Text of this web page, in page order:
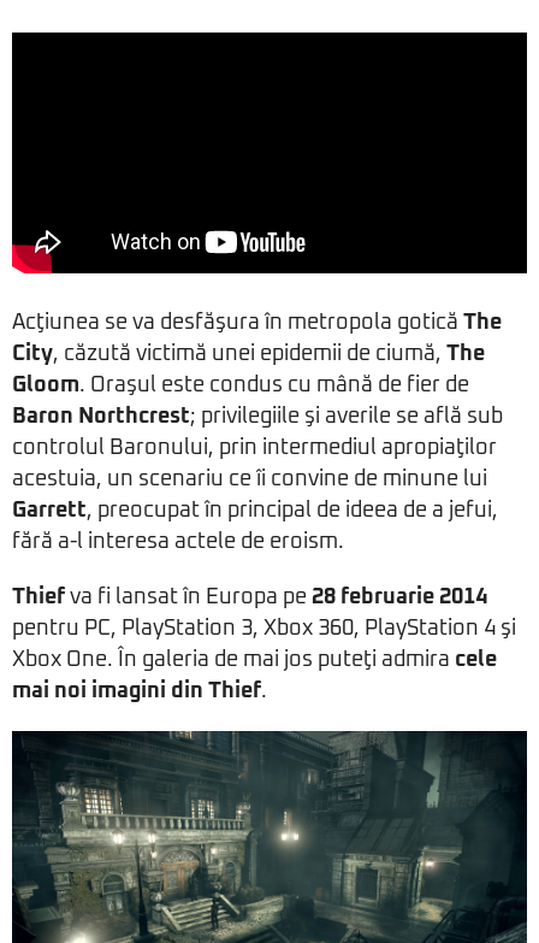
Acţiunea se va desfăşura în metropola gotică The
City, căzută victimă unei epidemii de ciumă, The
Gloom. Oraşul este condus cu mână de fier de
Baron Northcrest; privilegiile şi averile se află sub
controlul Baronului, prin intermediul apropiaţilor
acestuia, un scenariu ce îi convine de minune lui
Garrett, preocupat în principal de ideea de a jefui,
fără a-l interesa actele de eroism.
Thief va fi lansat în Europa pe 28 februarie 2014
pentru PC, PlayStation 3, Xbox 360, PlayStation 4 şi
Xbox One. În galeria de mai jos puteţi admira cele
mai noi imagini din Thief.